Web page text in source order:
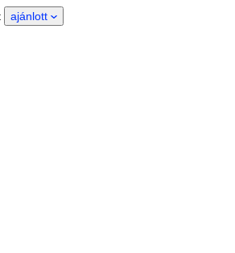
Stílus
ajánlott